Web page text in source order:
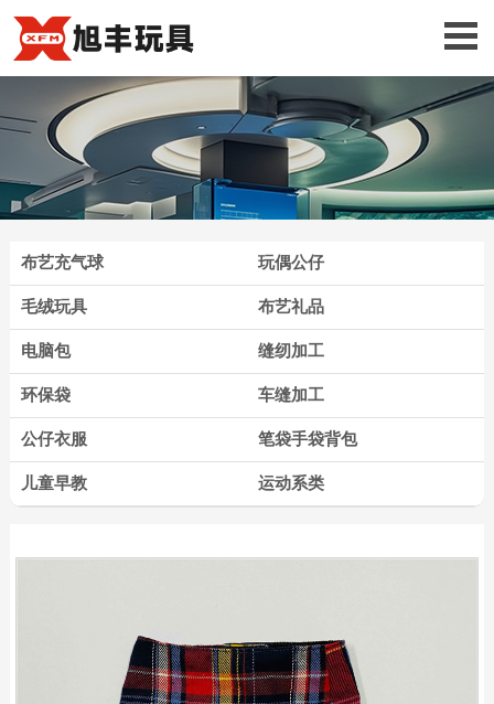
布艺充气球 玩偶公仔
毛绒玩具 布艺礼品
电脑包 缝纫加工
环保袋 车缝加工
公仔衣服 笔袋手袋背包
儿童早教 运动系类